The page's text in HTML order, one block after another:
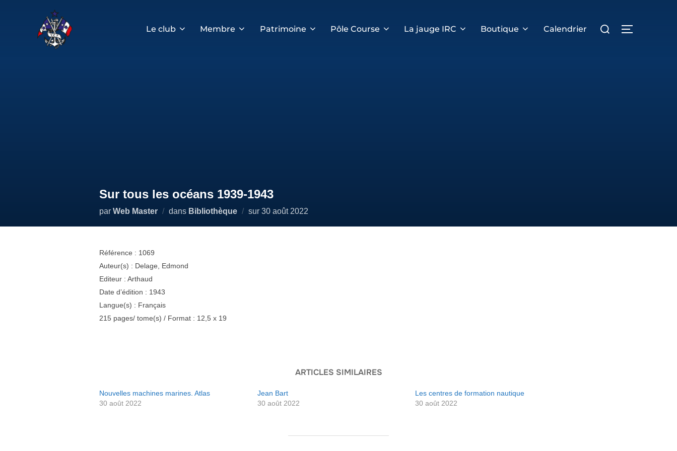
Le club Membre Patrimoine Pôle Course La jauge IRC Boutique Calendrier
PERMUTER
Sur tous les océans 1939-1943
par Web Master dans Bibliothèque sur Publié
30 août 2022
Référence : 1069
Auteur(s) : Delage, Edmond
Editeur : Arthaud
Date d’édition : 1943
Langue(s) : Français
215 pages/ tome(s) / Format : 12,5 x 19
ARTICLES SIMILAIRES
Nouvelles machines marines. Atlas
30 août 2022
Jean Bart
30 août 2022
Les centres de formation nautique
30 août 2022